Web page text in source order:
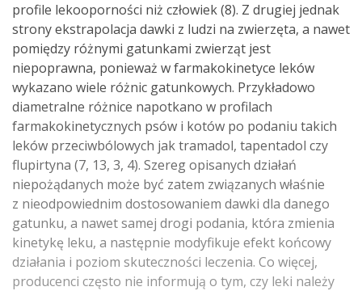
profile lekooporności niż człowiek (8). Z drugiej jednak
strony ekstrapolacja dawki z ludzi na zwierzęta, a nawet
pomiędzy różnymi gatunkami zwierząt jest
niepoprawna, ponieważ w farmakokinetyce leków
wykazano wiele różnic gatunkowych. Przykładowo
diametralne różnice napotkano w profilach
farmakokinetycznych psów i kotów po podaniu takich
leków przeciwbólowych jak tramadol, tapentadol czy
flupirtyna (7, 13, 3, 4). Szereg opisanych działań
niepożądanych może być zatem związanych właśnie
z nieodpowiednim dostosowaniem dawki dla danego
gatunku, a nawet samej drogi podania, która zmienia
kinetykę leku, a następnie modyfikuje efekt końcowy
działania i poziom skuteczności leczenia. Co więcej,
producenci często nie informują o tym, czy leki należy